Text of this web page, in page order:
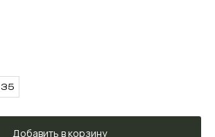
35
Добавить в корзину